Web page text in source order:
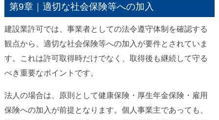
第9章｜適切な社会保険等への加入
建設業許可では、事業者としての法令遵守体制を確認する
観点から、適切な社会保険等への加入が要件とされていま
す。これは許可取得時だけでなく、取得後も継続して守る
べき重要なポイントです。
法人の場合は、原則として健康保険・厚生年金保険・雇用
保険への加入が前提となります。個人事業主であっても、